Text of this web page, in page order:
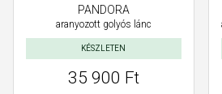
PANDORA
aranyozott golyós lánc
KÉSZLETEN
35 900 Ft